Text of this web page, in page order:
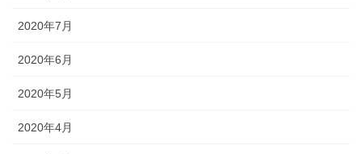
2020年7月
2020年6月
2020年5月
2020年4月